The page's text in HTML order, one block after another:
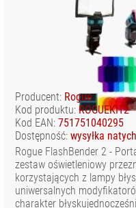
Producent: Rogue
Kod produktu: ROGUEKIT2
Kod EAN: 751751040295
Dostępność: wysyłka
Rogue FlashBender 2 -
zestaw oświetleniowy
korzystających z lampy
uniwersalnych
charakter